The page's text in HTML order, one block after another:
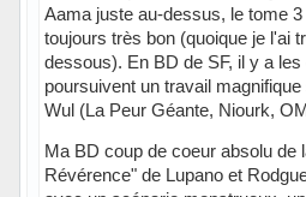
Aama juste au-dessus, le tome
toujours très bon (quoique je l'ai
dessous). En BD de SF, il y a
poursuivent un travail
Wul (La Peur Géante, Niourk,
Ma BD coup de coeur absolu de
Révérence" de Lupano et